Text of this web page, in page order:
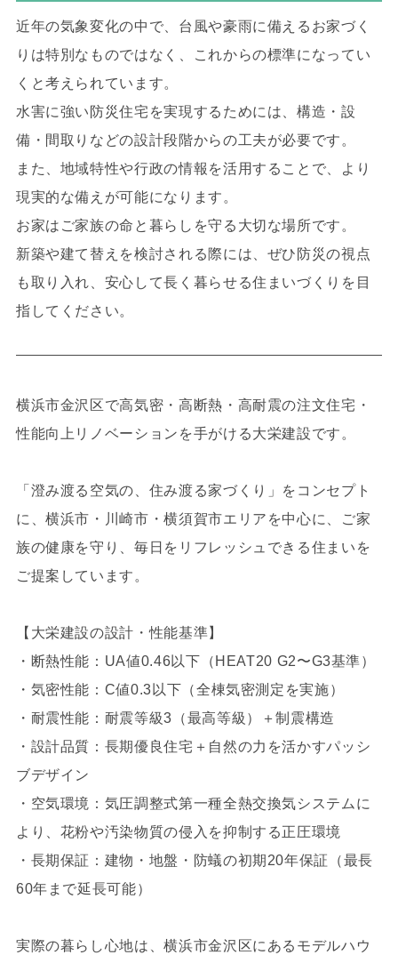
近年の気象変化の中で、台風や豪雨に備えるお家づく
りは特別なものではなく、これからの標準になってい
くと考えられています。
水害に強い防災住宅を実現するためには、構造・設
備・間取りなどの設計段階からの工夫が必要です。
また、地域特性や行政の情報を活用することで、より
現実的な備えが可能になります。
お家はご家族の命と暮らしを守る大切な場所です。
新築や建て替えを検討される際には、ぜひ防災の視点
も取り入れ、安心して長く暮らせる住まいづくりを目
指してください。
横浜市金沢区で高気密・高断熱・高耐震の注文住宅・
性能向上リノベーションを手がける大栄建設です。
「澄み渡る空気の、住み渡る家づくり」をコンセプト
に、横浜市・川崎市・横須賀市エリアを中心に、ご家
族の健康を守り、毎日をリフレッシュできる住まいを
ご提案しています。
【大栄建設の設計・性能基準】
・断熱性能：UA値0.46以下（HEAT20 G2〜G3基準）
・気密性能：C値0.3以下（全棟気密測定を実施）
・耐震性能：耐震等級3（最高等級）＋制震構造
・設計品質：長期優良住宅＋自然の力を活かすパッシ
ブデザイン
・空気環境：気圧調整式第一種全熱交換気システムに
より、花粉や汚染物質の侵入を抑制する正圧環境
・長期保証：建物・地盤・防蟻の初期20年保証（最長
60年まで延長可能）
実際の暮らし心地は、横浜市金沢区にあるモデルハウ